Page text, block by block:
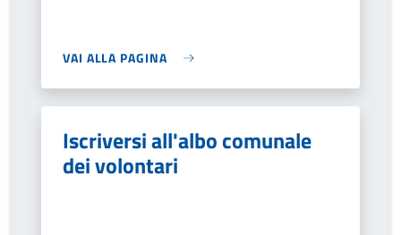
VAI ALLA PAGINA
Iscriversi all'albo comunale
dei volontari